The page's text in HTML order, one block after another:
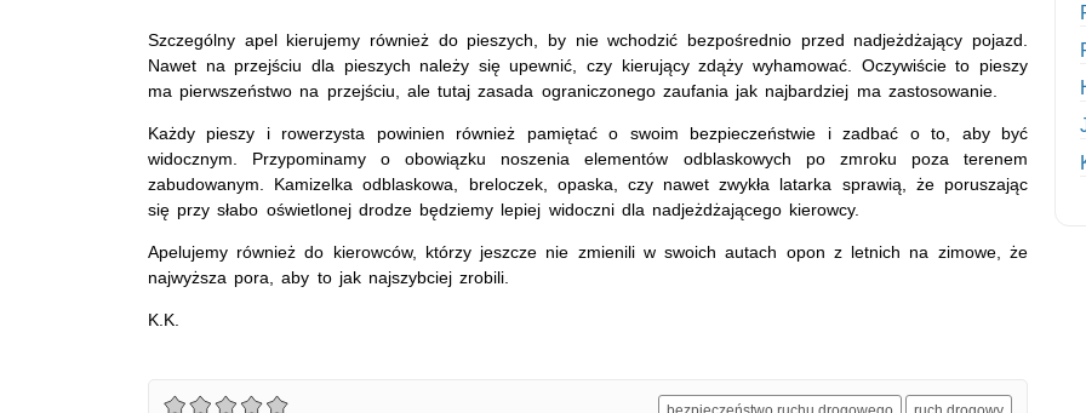
Szczególny apel kierujemy również do pieszych, by nie wchodzić bezpośrednio przed nadjeżdżający pojazd.
Nawet na przejściu dla pieszych należy się upewnić, czy kierujący zdąży wyhamować. Oczywiście to pieszy
ma pierwszeństwo na przejściu, ale tutaj zasada ograniczonego zaufania jak najbardziej ma zastosowanie.
Każdy pieszy i rowerzysta powinien również pamiętać o swoim bezpieczeństwie i zadbać o to, aby być
widocznym. Przypominamy o obowiązku noszenia elementów odblaskowych po zmroku poza terenem
zabudowanym. Kamizelka odblaskowa, breloczek, opaska, czy nawet zwykła latarka sprawią, że poruszając
się przy słabo oświetlonej drodze będziemy lepiej widoczni dla nadjeżdżającego kierowcy.
Apelujemy również do kierowców, którzy jeszcze nie zmienili w swoich autach opon z letnich na zimowe, że
najwyższa pora, aby to jak najszybciej zrobili.
K.K.